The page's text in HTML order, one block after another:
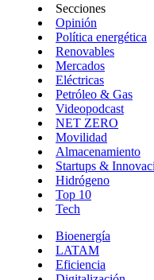
Secciones
Opinión
Política energética
Renovables
Mercados
Eléctricas
Petróleo & Gas
Videopodcast
NET ZERO
Movilidad
Almacenamiento
Startups &
Hidrógeno
Top 10
Tech
Bioenergía
LATAM
Eficiencia